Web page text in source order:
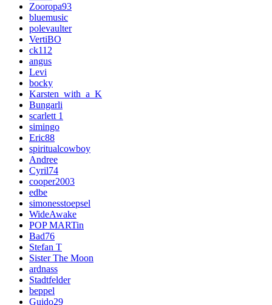
Zooropa93
bluemusic
polevaulter
VertiBO
ck112
angus
Levi
bocky
Karsten_with_a_K
Bungarli
scarlett 1
simingo
Eric88
spiritualcowboy
Andree
Cyril74
cooper2003
edbe
simonesstoepsel
WideAwake
POP MARTin
Bad76
Stefan T
Sister The Moon
ardnass
Stadtfelder
beppel
Guido29